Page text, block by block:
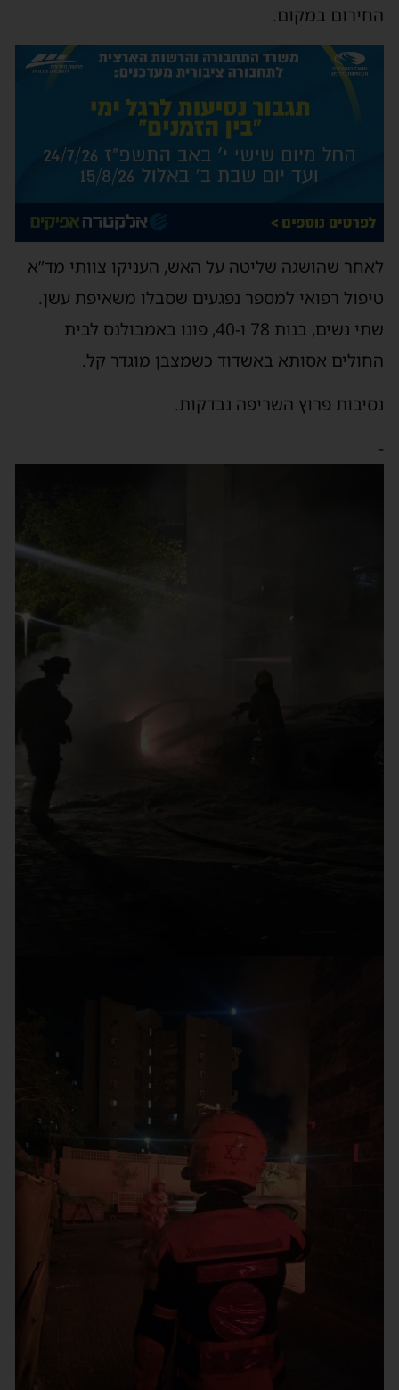
החירום במקום.
לאחר שהושגה שליטה על האש, העניקו צוותי מד”א
טיפול רפואי למספר נפגעים שסבלו משאיפת עשן.
שתי נשים, בנות 78 ו-40, פונו באמבולנס לבית
החולים אסותא באשדוד כשמצבן מוגדר קל.
נסיבות פרוץ השריפה נבדקות.
-